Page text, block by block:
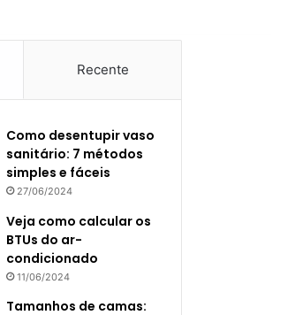
Recente
Como desentupir vaso
sanitário: 7 métodos
simples e fáceis
27/06/2024
Veja como calcular os
BTUs do ar-
condicionado
11/06/2024
Tamanhos de camas: